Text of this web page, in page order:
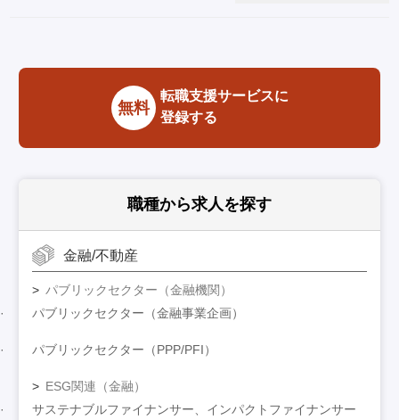
無料
転職支援サービスに
登録する
職種から求人を探す
金融/不動産
パブリックセクター（金融機関）
パブリックセクター（金融事業企画）
パブリックセクター（PPP/PFI）
ESG関連（金融）
サステナブルファイナンサー、インパクトファイナンサー